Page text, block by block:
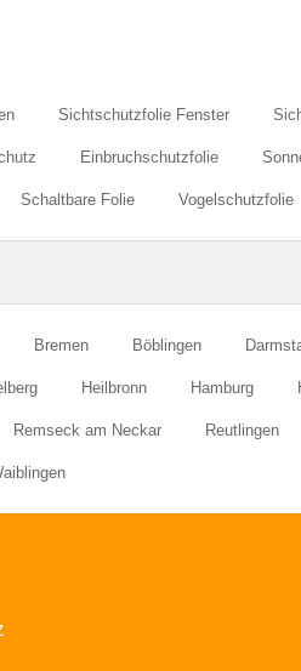
Sichtschutzfolie Fenster
Einbruchschutzfolie
Schaltbare Folie Vogelschutzfolie
Bremen Böblingen
Heilbronn Hamburg
Remseck am Neckar Reutlingen